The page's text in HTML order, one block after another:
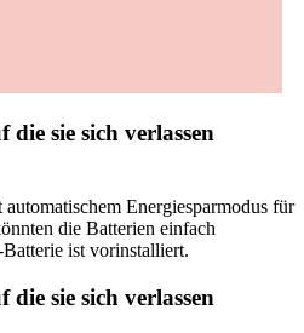
die sie sich verlassen
Energiesparmodus für
die Batterien einfach
ist vorinstalliert.
die sie sich verlassen